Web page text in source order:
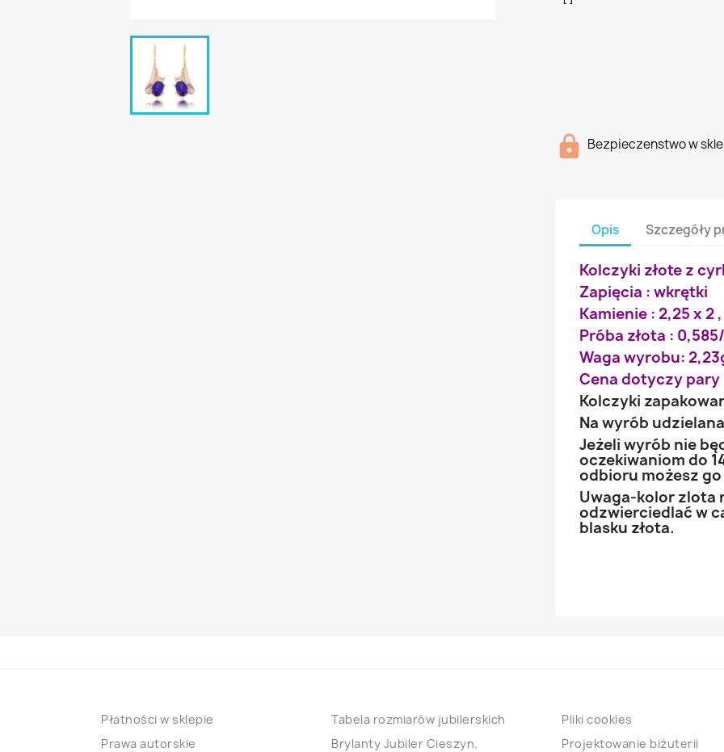
Bezpieczenstwo w
Opis Szczegóły
Kolczyki złote z
Zapięcia : wkrętki
Kamienie : 2,25 x 2
Próba złota :
Waga wyrobu:
Cena dotyczy
Kolczyki
Na wyrób
Jeżeli wyrób nie
oczekiwaniom do
odbioru możesz
Uwaga-kolor zlota
odzwierciedlać w
blasku złota.
Płatności w sklepie
Prawa autorskie
Tabela rozmiarów jubilerskich
Brylanty Jubiler Cieszyn.
Pliki cookies
Projektowanie biżuterii